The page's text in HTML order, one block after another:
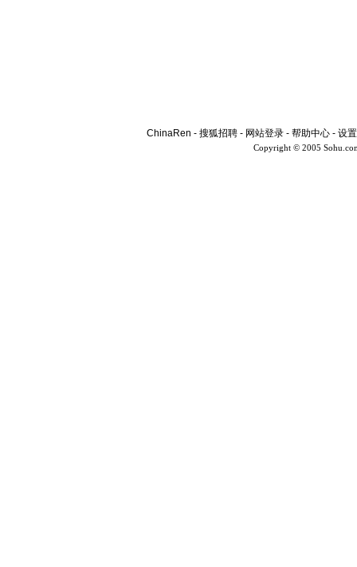
ChinaRen - 搜狐招聘 - 网站登录 - 帮助中心 - 设
Copyright © 2005